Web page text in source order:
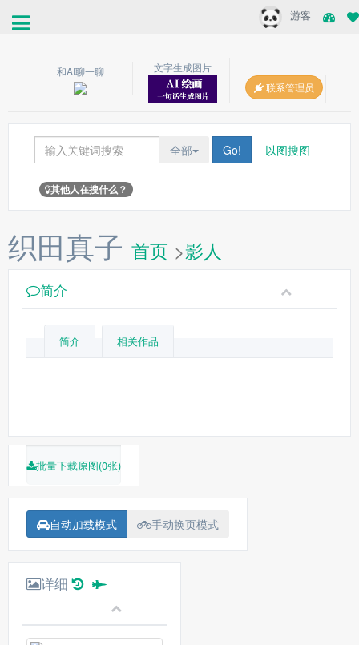
游客
和AI聊一聊
文字生成图片
联系管理员
全部 Go! 以图搜图
其他人在搜什么？
织田真子 首页 >影人
简介
简介 相关作品
批量下载原图(0张)
自动加载模式 手动换页模式
详细